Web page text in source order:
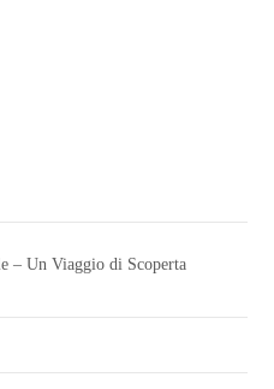
– Un Viaggio di Scoperta